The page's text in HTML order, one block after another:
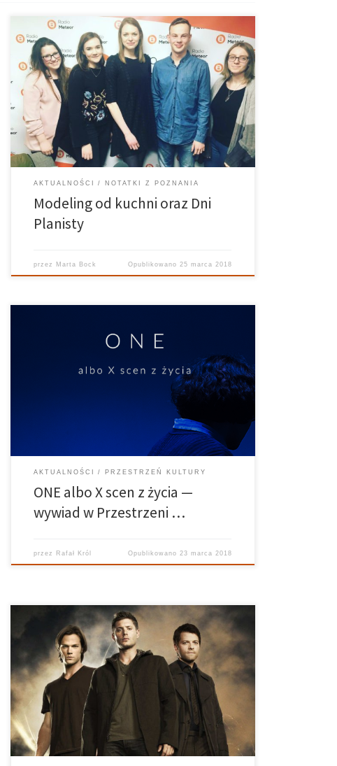
Modeling od kuchni W miniony czwartek gościliśmy w
naszym studiu Darię Kamińską, modelkę oraz finalistkę
konkursu Miss Wielkopolski. Dowiedzieliśmy się sporo
m.in jak zacząć karierę, o przygotowaniach do sesji
zdjęciowych, o różnicach w pracy #instamodelek i
zawodowych fotomodelek oraz jak […]
AKTUALNOŚCI NOTATKI Z POZNANIA
Modeling od kuchni oraz Dni
Planisty
przez Marta Bock Opublikowano 25 marca 2018
Przestrzeń Kultury — 14.03.2018 Prowadzi: Eva
Mackevica, Daria Banasiewicz Realizuje: Paweł
Grendysa W środowe popołudnie gośćmi Eva
Mackevica i Daria Banasiewicz w „Przestrzeń Kultury”
były: Justyna Machaj i Małgorzata Lasota ze studia
aktorskiego STA. Panie spotkały się w związku ze […]
AKTUALNOŚCI PRZESTRZEŃ KULTURY
ONE albo X scen z życia —
wywiad w Przestrzeni …
przez Rafał Król Opublikowano 23 marca 2018
Supernatural — Przestrzeń Serialowa 06.11.2017
Prowadzi: Rafał Król Realizuje: Ania Bielec Grafika:
Kuba Siedlecki Bardzo często widzimy coś w
ciemności, a później okazuje się, że nic tam nie ma,
albo słyszymy jakiś dźwięk, którego żaden człowiek
lub zwierzę nie mogłoby […]